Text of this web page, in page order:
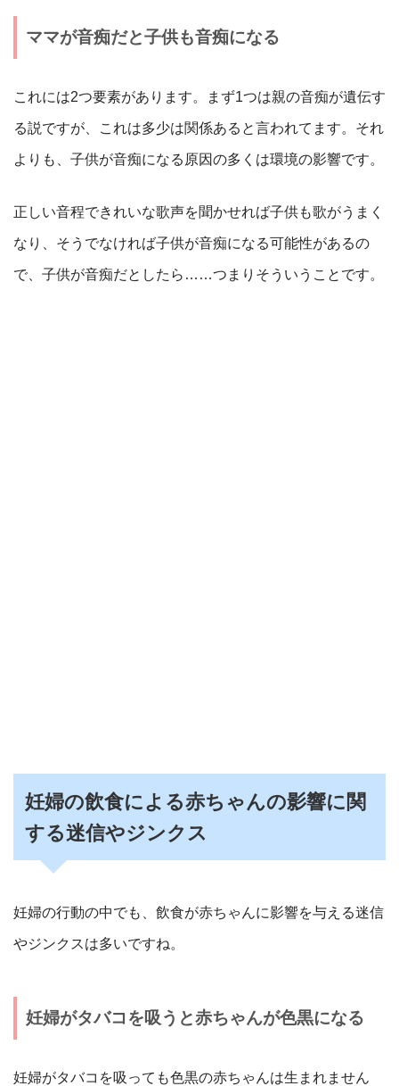
ママが音痴だと子供も音痴になる
これには2つ要素があります。まず1つは親の音痴が遺伝す
る説ですが、これは多少は関係あると言われてます。それ
よりも、子供が音痴になる原因の多くは環境の影響です。
正しい音程できれいな歌声を聞かせれば子供も歌がうまく
なり、そうでなければ子供が音痴になる可能性があるの
で、子供が音痴だとしたら……つまりそういうことです。
妊婦の飲食による赤ちゃんの影響に関
する迷信やジンクス
妊婦の行動の中でも、飲食が赤ちゃんに影響を与える迷信
やジンクスは多いですね。
妊婦がタバコを吸うと赤ちゃんが色黒になる
妊婦がタバコを吸っても色黒の赤ちゃんは生まれません